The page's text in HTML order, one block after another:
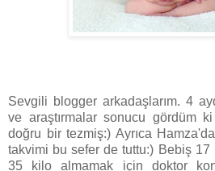
Sevgili blogger arkadaşlarım. 4
ve araştırmalar sonucu gördüm
doğru bir tezmiş:) Ayrıca
takvimi bu sefer de tuttu:) Bebiş 17
35 kilo almamak için doktor